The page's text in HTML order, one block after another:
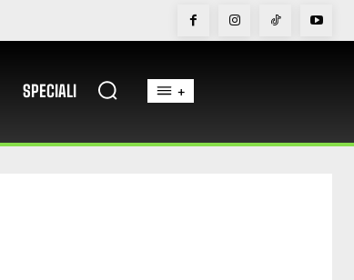
SPECIALI +